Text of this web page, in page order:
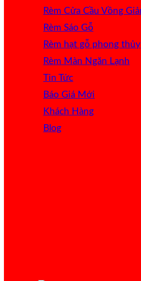
Rèm Cửa Cầu Vồng
Rèm Sáo Gỗ
Rèm hạt gỗ phong thủy
Rèm Màn Ngăn Lạnh
Tin Tức
Báo Giá
Khách Hàng
Blog